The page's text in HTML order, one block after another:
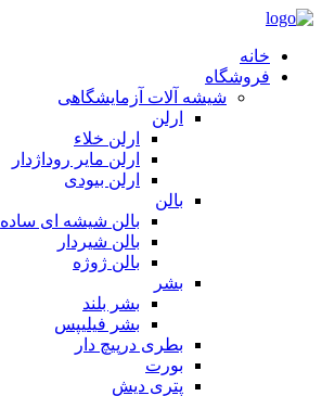
خانه
فروشگاه
شیشه آلات آزمایشگاهی
ارلن
ارلن خلاء
ارلن مایر روداژدار
ارلن بیودی
بالن
بالن شیشه ای ساده
بالن شیردار
بالن ژوژه
بشر
بشر بلند
بشر فیلیپس
بطری درپیچ دار
بورت
پتری دیش